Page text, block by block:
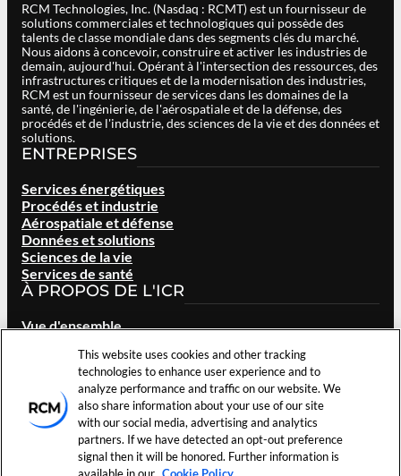
RCM Technologies, Inc. (Nasdaq : RCMT) est un fournisseur de
solutions commerciales et technologiques qui possède des
talents de classe mondiale dans des segments clés du marché.
Nous aidons à concevoir, construire et activer les industries de
demain, aujourd'hui. Opérant à l'intersection des ressources, des
infrastructures critiques et de la modernisation des industries,
RCM est un fournisseur de services dans les domaines de la
santé, de l'ingénierie, de l'aérospatiale et de la défense, des
procédés et de l'industrie, des sciences de la vie et des données et
solutions.
ENTREPRISES
Services énergétiques
Procédés et industrie
Aérospatiale et défense
Données et solutions
Sciences de la vie
Services de santé
À PROPOS DE L'ICR
Vue d'ensemble
Localisation des sites
Carrières
Investisseurs
Nouvelles et événements
Ressources
Nous contacter
This website uses cookies and other tracking
technologies to enhance user experience and to
analyze performance and traffic on our website. We
also share information about your use of our site
with our social media, advertising and analytics
partners. If we have detected an opt-out preference
signal then it will be honored. Further information is